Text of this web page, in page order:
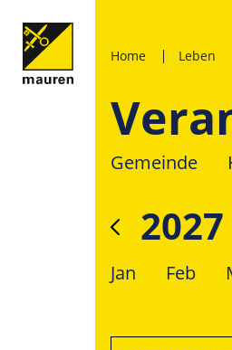
Home Leben
Gemeinde
2027
Jan Feb